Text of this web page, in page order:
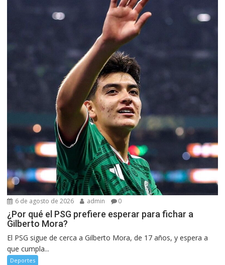
6 de agosto de 2026 admin 0
¿Por qué el PSG prefiere esperar para fichar a
Gilberto Mora?
El PSG sigue de cerca a Gilberto Mora, de 17 años, y espera a
que cumpla...
Deportes